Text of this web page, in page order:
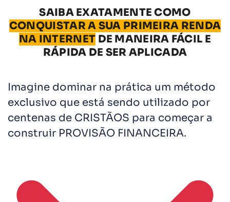
SAIBA EXATAMENTE COMO
CONQUISTAR A SUA PRIMEIRA RENDA
NA INTERNET DE MANEIRA FÁCIL E
RÁPIDA DE SER APLICADA
Imagine dominar na prática um método
exclusivo que está sendo utilizado por
centenas de CRISTÃOS para começar a
construir PROVISÃO FINANCEIRA.